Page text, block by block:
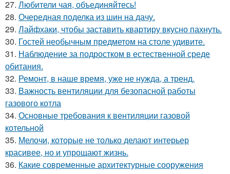
27. Любители чая, объединяйтесь!
28. Очередная поделка из шин на дачу.
29. Лайфхаки, чтобы заставить квартиру вкусно пахнуть.
30. Гостей необычным предметом на столе удивите.
31. Наблюдение за подростком в естественной среде
обитания.
32. Ремонт, в наше время, уже не нужда, а тренд.
33. Важность вентиляции для безопасной работы
газового котла
34. Основные требования к вентиляции газовой
котельной
35. Мелочи, которые не только делают интерьер
красивее, но и упрощают жизнь.
36. Какие современные архитектурные сооружения